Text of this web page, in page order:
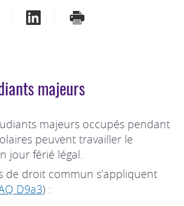
FACEBOOK
PARTAGER SUR TWITTER
PARTAGER SUR LINKEDIN
IMPRIMER
majeurs
majeurs occupés pendant
peuvent travailler le
jour férié légal.
de droit commun s’appliquent
D9a3) :